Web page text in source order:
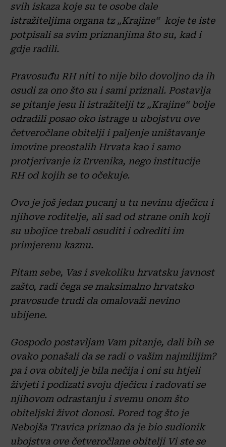
svih iskaza koje su te osobe dale
istražiteljima organa tz „Krajine“ koje te iste
potpisali sa svim priznanjima što su, kad i
gdje radili.
Pravosuđu RH niti to nije bilo dovoljno da ih
osudi za ono što su i sami priznali. Postavlja
se pitanje jesu li istražitelji tz „Krajine“ bolje
odradili posao oko istrage u ubojstvu ove
četveročlane obitelji i paljenje uništavanje
imovine preostalih Hrvata kao i samo
protjerivanje iz Ervenika, nego institucije
RH od kojih se to očekuje.
Ovo je još jedan pucanj u tu nevinu dječicu i
njihove roditelje, ali sad od strane onih koji
su ubojice trebali osuditi i odrediti im
primjerenu kaznu.
Pitam sebe, Vas i svekoliku hrvatsku javnost
zašto, radi čega se maksimalno hrvatsko
pravosuđe trudi da omalovaži nevino
ubijene.
Gospodo postavljam Vam pitanje, dali bih se
ovako ponašali da se radi o vašim najmilijim?
pa i ova obitelj je bila nečija i oni su htjeli
živjeti i podizati svoju dječicu i radovati se
njihovom odrastanju i svemu onom što
obiteljski život donosi. Pored tog što je
Nebojša Travica priznao da je bio sudionik
ubojstva ove četveročlane obitelji Vi ste se